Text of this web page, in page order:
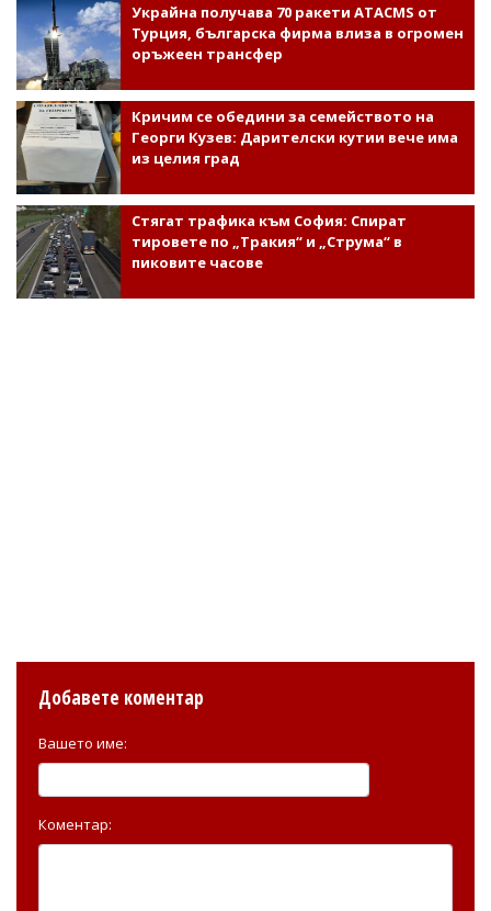
Украйна получава 70 ракети ATACMS от
Турция, българска фирма влиза в огромен
оръжеен трансфер
Кричим се обедини за семейството на
Георги Кузев: Дарителски кутии вече има
из целия град
Стягат трафика към София: Спират
тировете по „Тракия“ и „Струма“ в
пиковите часове
Добавете коментар
Вашето име:
Коментар: